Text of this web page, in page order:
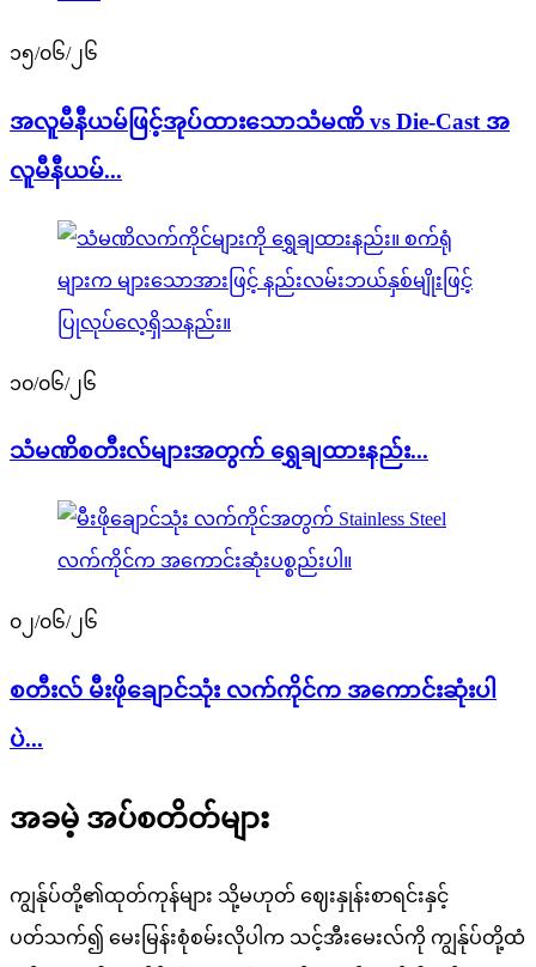
၁၅/၀၆/၂၆
အလူမီနီယမ်ဖြင့်အုပ်ထားသောသံမဏိ vs Die-Cast အ
လူမီနီယမ်...
၁၀/၀၆/၂၆
သံမဏိစတီးလ်များအတွက် ရွှေချထားနည်း...
၀၂/၀၆/၂၆
စတီးလ် မီးဖိုချောင်သုံး လက်ကိုင်က အကောင်းဆုံးပါ
ပဲ...
အခမဲ့ အပ်စတိတ်များ
ကျွန်ုပ်တို့၏ထုတ်ကုန်များ သို့မဟုတ် ဈေးနှုန်းစာရင်းနှင့်
ပတ်သက်၍ မေးမြန်းစုံစမ်းလိုပါက သင့်အီးမေးလ်ကို ကျွန်ုပ်တို့ထံ